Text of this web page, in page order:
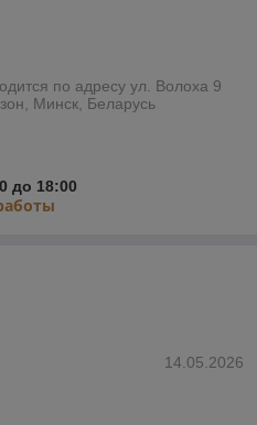
по адресу ул. Волоха 9
Минск, Беларусь
до 18:00
14.05.2026